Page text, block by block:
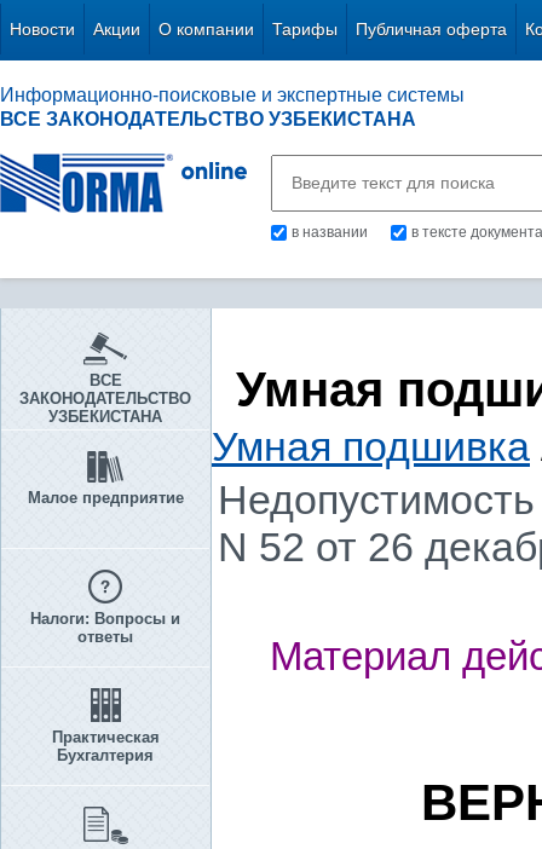
Новости Акции О компании Тарифы Публичная оферта
Информационно-поисковые и экспертные системы
ВСЕ ЗАКОНОДАТЕЛЬСТВО УЗБЕКИСТАНА
в названии в тексте документа
ВСЕ
ЗАКОНОДАТЕЛЬСТВО
УЗБЕКИСТАНА
Малое предприятие
Налоги: Вопросы и
ответы
Практическая
Бухгалтерия
Умная
Умная подшивка
N 52 от 26
Материал